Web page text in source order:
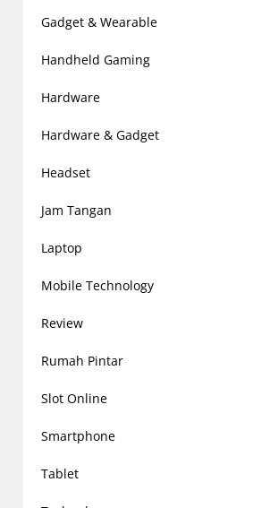
Gadget & Wearable
Handheld Gaming
Hardware
Hardware & Gadget
Headset
Jam Tangan
Laptop
Mobile Technology
Review
Rumah Pintar
Slot Online
Smartphone
Tablet